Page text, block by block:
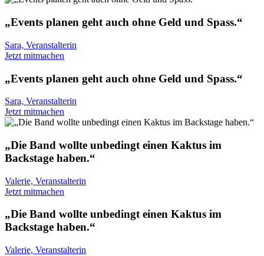
„Events planen geht auch ohne Geld und Spass.“
Sara, Veranstalterin
Jetzt mitmachen
„Events planen geht auch ohne Geld und Spass.“
Sara, Veranstalterin
Jetzt mitmachen
„Die Band wollte unbedingt einen Kaktus im
Backstage haben.“
Valerie, Veranstalterin
Jetzt mitmachen
„Die Band wollte unbedingt einen Kaktus im
Backstage haben.“
Valerie, Veranstalterin